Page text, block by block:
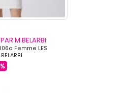
M.BELARBI
Femme LES